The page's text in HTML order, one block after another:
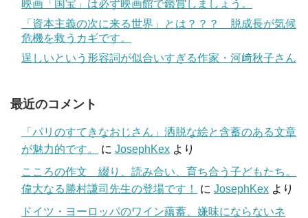
映画「国宝」は必ず映画館で鑑賞しましょう。
「資本主義の次に来る世界」とは？？？ 脱成長が気候
危機を救うカギです。
逞しいという形容詞が似合いすぎる作家・河﨑秋子さん
最近のコメント
「パリのすてきなおじさん」洒脱な絵と含蓄のある文章
が魅力的です。
に JosephKex より
こころの作文 綴り、読み合い、育ち合う子どもたち。
偉大なる勝村謙司先生の登場です！
に JosephKex より
ドイツ・ヨーロッパのワイン蘊蓄、嫌味にならないネ